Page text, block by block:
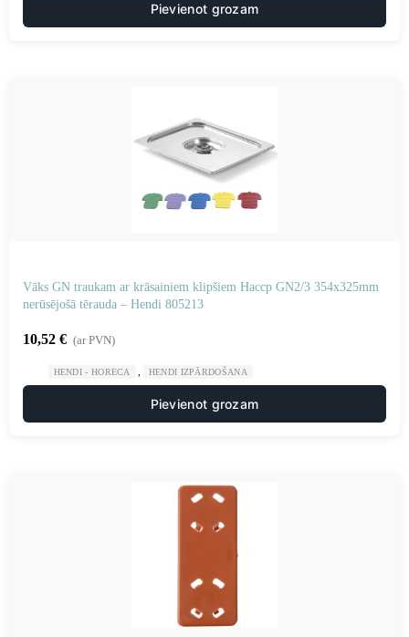
Pievienot grozam
Vāks GN traukam ar krāsainiem klipšiem Haccp GN2/3 354x325mm
nerūsējošā tērauda – Hendi 805213
10,52 € (ar PVN)
HENDI - HORECA HENDI IZPĀRDOŠANA
Pievienot grozam